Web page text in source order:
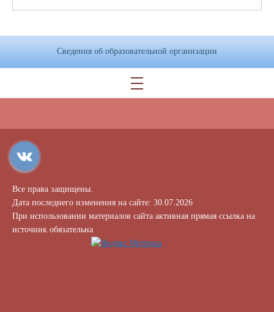
Сведения об образовательной организации
Все права защищены.
Дата последнего изменения на сайте: 30.07.2026
При использовании материалов сайта активная прямая ссылка на
источник обязательна